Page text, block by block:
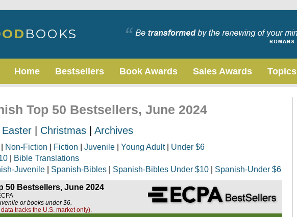
Home Bestsellers Book Awards Sales Awards Topics
Top 50 Bestsellers, June 2024
Easter Christmas Archives
Non-Fiction Fiction Juvenile Young Adult| Under $6
Bible Translations
Juvenile Spanish-Bibles Spanish-Bibles Under $10 Spanish-Under $6
50 Bestsellers, June 2024
or books under $6.
tracks the U.S. market only).